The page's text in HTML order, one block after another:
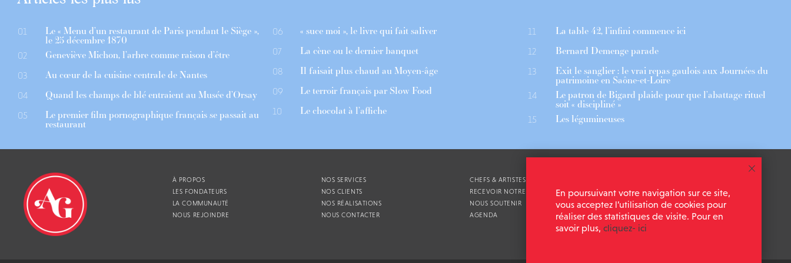
01 Le « Menu d’un restaurant de Paris pendant le Siège »,
le 25 décembre 1870
02 Geneviève Michon, l’arbre comme raison d’être
03 Au cœur de la cuisine centrale de Nantes
04 Quand les champs de blé entraient au Musée d’Orsay
05 Le premier film pornographique français se passait au
restaurant
06 « suce moi », le livre qui fait saliver
07 La cène ou le dernier banquet
08 Il faisait plus chaud au Moyen-âge
09 Le terroir français par Slow Food
10 Le chocolat à l’affiche
11 La table 42, l’infini commence ici
12 Bernard Demenge parade
13 Exit le sanglier : le vrai repas gaulois aux Journées du
patrimoine en Saône-et-Loire
14 Le patron de Bigard plaide pour que l’abattage rituel
soit « discipliné »
15 Les légumineuses
À PROPOS
LES FONDATEURS
LA COMMUNAUTÉ
NOUS REJOINDRE
NOS SERVICES
NOS CLIENTS
NOS RÉALISATIONS
NOUS CONTACTER
CHEFS & ARTISTES ASSOCIÉS
RECEVOIR NOTRE NEWSLETTER
NOUS SOUTENIR
AGENDA
MENTIONS LÉGALES
En poursuivant votre navigation sur ce site,
vous acceptez l’utilisation de cookies pour
réaliser des statistiques de visite. Pour en
savoir plus, cliquez- ici